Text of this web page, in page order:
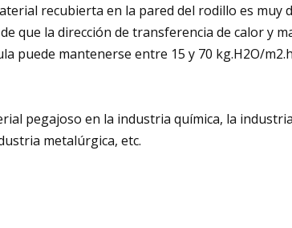
recubierta en la pared del rodillo es muy
que la dirección de transferencia de calor y
puede mantenerse entre 15 y 70 kg.H2O/
pegajoso en la industria química, la
metalúrgica, etc.